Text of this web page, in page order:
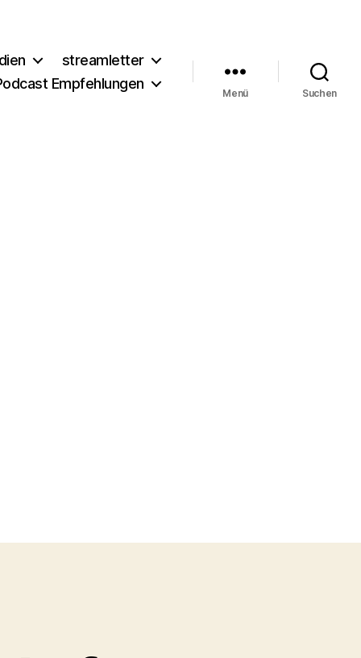
streamletter
Empfehlungen
Menü Suchen